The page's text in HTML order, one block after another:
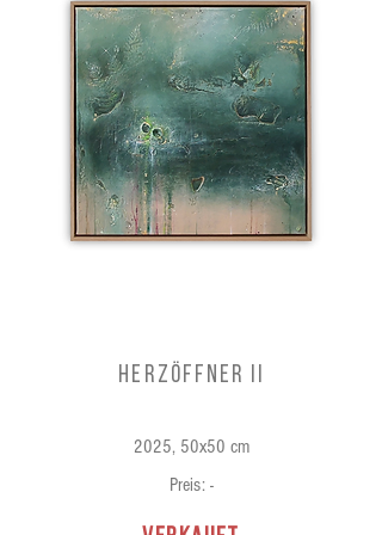
HerzöffneR II
2025, 50x50 cm
Preis: -